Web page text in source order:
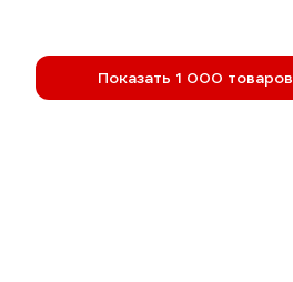
Показать 1 000 товаров